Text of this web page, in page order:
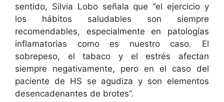
sentido, Silvia Lobo señala que “el ejercicio y
los hábitos saludables son siempre
recomendables, especialmente en patologías
inflamatorias como es nuestro caso. El
sobrepeso, el tabaco y el estrés afectan
siempre negativamente, pero en el caso del
paciente de HS se agudiza y son elementos
desencadenantes de brotes”.